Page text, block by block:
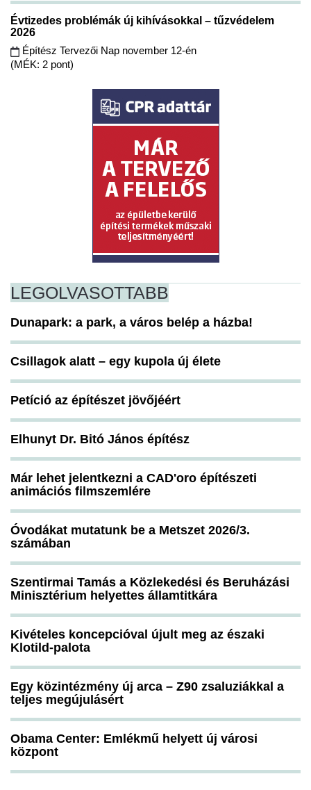
Évtizedes problémák új kihívásokkal – tűzvédelem
2026
Építész Tervezői Nap november 12-én
(MÉK: 2 pont)
LEGOLVASOTTABB
Dunapark: a park, a város belép a házba!
Csillagok alatt – egy kupola új élete
Petíció az építészet jövőjéért
Elhunyt Dr. Bitó János építész
Már lehet jelentkezni a CAD'oro építészeti
animációs filmszemlére
Óvodákat mutatunk be a Metszet 2026/3.
számában
Szentirmai Tamás a Közlekedési és Beruházási
Minisztérium helyettes államtitkára
Kivételes koncepcióval újult meg az északi
Klotild-palota
Egy közintézmény új arca – Z90 zsaluziákkal a
teljes megújulásért
Obama Center: Emlékmű helyett új városi
központ